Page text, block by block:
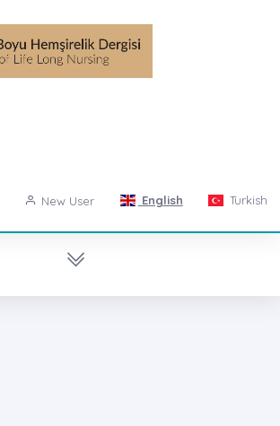
New User English Turkish